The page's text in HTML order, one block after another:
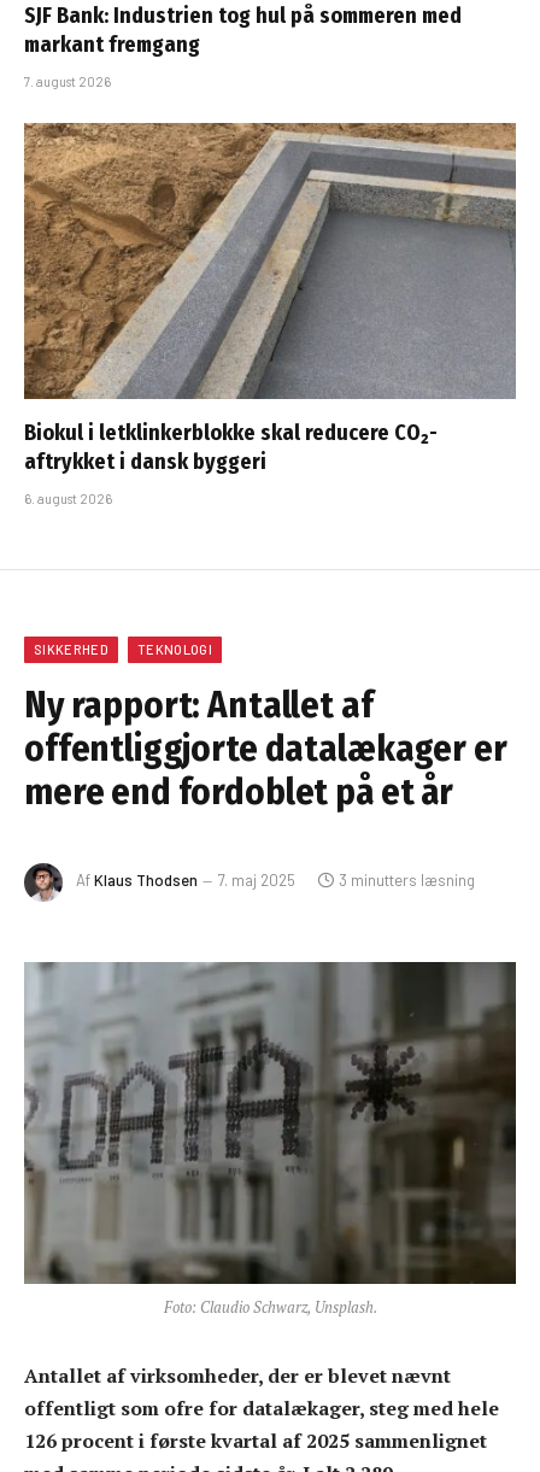
SJF Bank: Industrien tog hul på sommeren med
markant fremgang
7. august 2026
Biokul i letklinkerblokke skal reducere CO₂-
aftrykket i dansk byggeri
6. august 2026
SIKKERHED TEKNOLOGI
Ny rapport: Antallet af
offentliggjorte datalækager er
mere end fordoblet på et år
AfKlaus Thodsen 7. maj 2025 3 minutters læsning
Foto: Claudio Schwarz, Unsplash.
Antallet af virksomheder, der er blevet nævnt
offentligt som ofre for datalækager, steg med hele
126 procent i første kvartal af 2025 sammenlignet